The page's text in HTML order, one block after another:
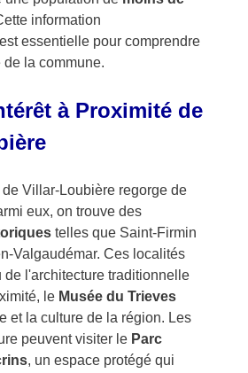
information
essentielle pour comprendre
de la commune.
à Proximité de
de Villar-Loubière regorge de
eux, on trouve des
telles que Saint-Firmin
Valgaudémar. Ces localités
de l'architecture traditionnelle
le Musée du Trieves
et la culture de la région. Les
peuvent visiter le Parc
, un espace protégé qui